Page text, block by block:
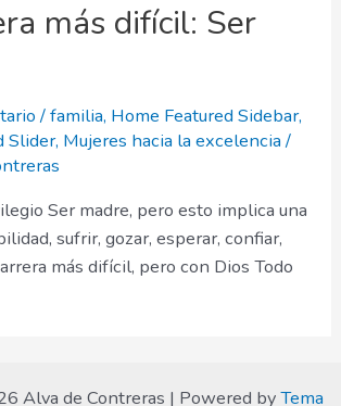
más difícil: Ser
/familia, Home Featured Sidebar,
Slider, Mujeres hacia la excelencia/
Ser madre, pero esto implica una
sufrir, gozar, esperar, confiar,
más difícil, pero con Dios Todo
Alva de Contreras | Powered byTema